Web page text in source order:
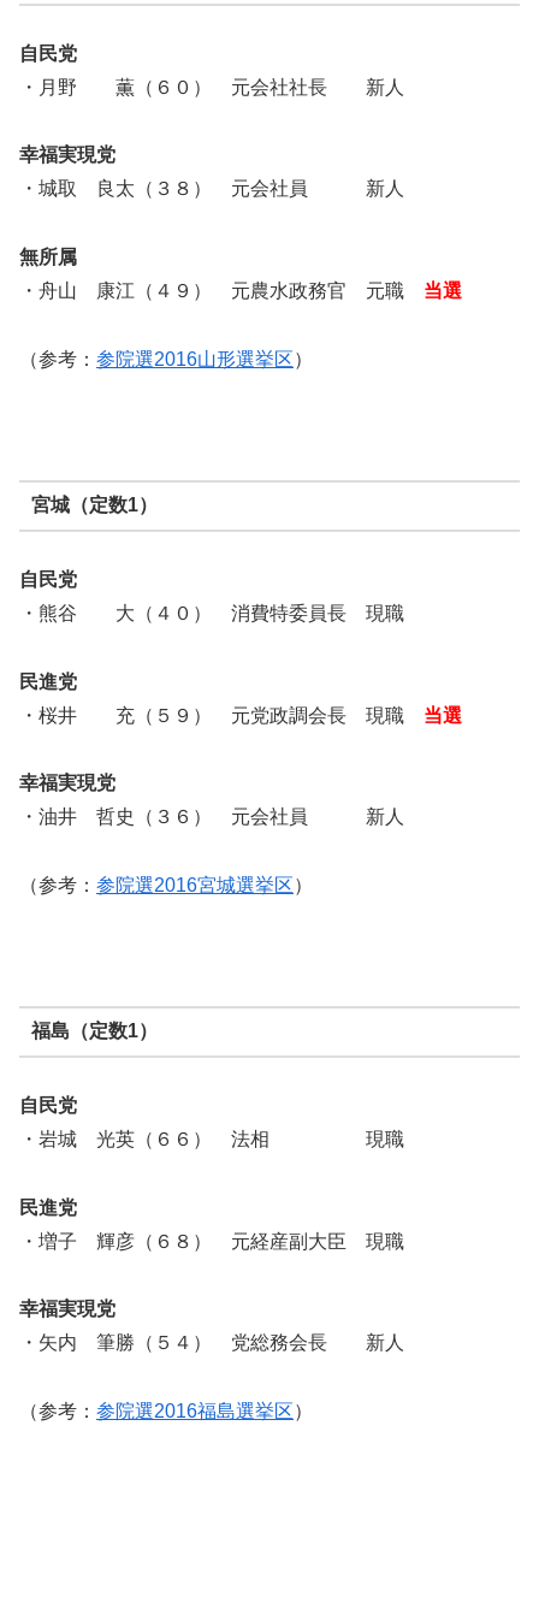
自民党
・月野 薫（６０） 元会社社長 新人
幸福実現党
・城取 良太（３８） 元会社員 新人
無所属
・舟山 康江（４９） 元農水政務官 元職 当選
（参考： 参院選2016山形選挙区）
宮城（定数1）
自民党
・熊谷 大（４０） 消費特委員長 現職
民進党
・桜井 充（５９） 元党政調会長 現職 当選
幸福実現党
・油井 哲史（３６） 元会社員 新人
（参考： 参院選2016宮城選挙区）
福島（定数1）
自民党
・岩城 光英（６６） 法相 現職
民進党
・増子 輝彦（６８） 元経産副大臣 現職
幸福実現党
・矢内 筆勝（５４） 党総務会長 新人
（参考： 参院選2016福島選挙区）